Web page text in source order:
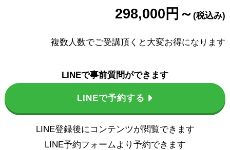
298,000円 ～(税込み)
複数人数でご受講頂くと大変お得になります
LINEで事前質問ができます
LINEで予約する
LINE登録後にコンテンツが閲覧できます
LINE予約フォームより予約できます